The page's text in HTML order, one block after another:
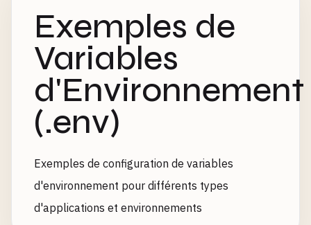
Exemples de
Variables
d'Environnement
(.env)
Exemples de configuration de variables
d'environnement pour différents types
d'applications et environnements